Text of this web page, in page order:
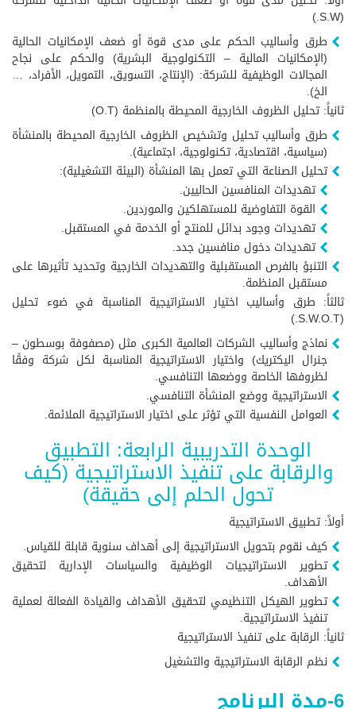
(S.W.)
طرق وأساليب الحكم على مدى قوة أو ضعف الإمكانيات الحالية
(الإمكانيات المالية – التكنولوجية البشرية) والحكم على نجاح
المجالات الوظيفية للشركة: (الإنتاج، التسويق، التمويل، الأفراد، …
الخ).
ثانياً: تحليل الظروف الخارجية المحيطة بالمنظمة (O.T)
طرق وأساليب تحليل وتشخيص الظروف الخارجية المحيطة بالمنشأة
(سياسية، اقتصادية، تكنولوجية، اجتماعية).
تحليل الصناعة التي تعمل بها المنشأة (البيئة التشغيلية):
تهديدات المنافسين الحاليين.
القوة التفاوضية للمستهلكين والموردين.
تهديدات وجود بدائل للمنتج أو الخدمة في المستقبل.
تهديدات دخول منافسين جدد.
التنبؤ بالفرص المستقبلية والتهديدات الخارجية وتحديد تأثيرها على
مستقبل المنظمة.
ثالثاً: طرق وأساليب اختيار الاستراتيجية المناسبة في ضوء تحليل
(S.W.O.T.)
نماذج وأساليب الشركات العالمية الكبرى مثل (مصفوفة بوسطون –
جنرال اليكتريك) واختيار الاستراتيجية المناسبة لكل شركة وفقًا
لظروفها الخاصة ووضعها التنافسي.
الاستراتيجية ووضع المنشأة التنافسي.
العوامل النفسية التي تؤثر على اختيار الاستراتيجية الملائمة.
الوحدة التدريبية الرابعة: التطبيق
والرقابة على تنفيذ الاستراتيجية (كيف
تحول الحلم إلى حقيقة)
أولاً: تطبيق الاستراتيجية
كيف نقوم بتحويل الاستراتيجية إلى أهداف سنوية قابلة للقياس.
تطوير الاستراتيجيات الوظيفية والسياسات الإدارية لتحقيق
الأهداف.
تطوير الهيكل التنظيمي لتحقيق الأهداف والقيادة الفعالة لعملية
تنفيذ الاستراتيجية.
ثانياً: الرقابة على تنفيذ الاستراتيجية
نظم الرقابة الاستراتيجية والتشغيل
6-مدة البرنامج